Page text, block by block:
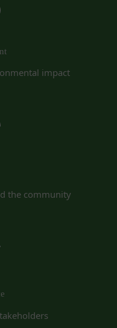
impact
the community
生じた損害を賠償
ツに関する知的財
する文章、イラス
の他の知的財産権
ツの使用を許諾す
ます。
利者の許可なく使
第三者との間で問
用においてかかる
ます。